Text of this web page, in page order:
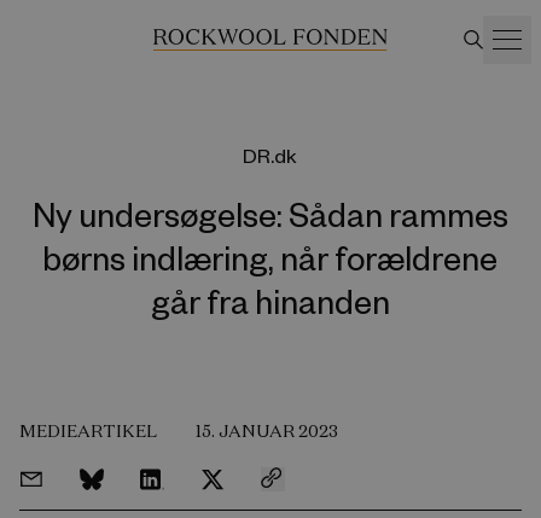
DR.dk
Ny undersøgelse: Sådan rammes
børns indlæring, når forældrene
går fra hinanden
MEDIEARTIKEL 15. JANUAR 2023